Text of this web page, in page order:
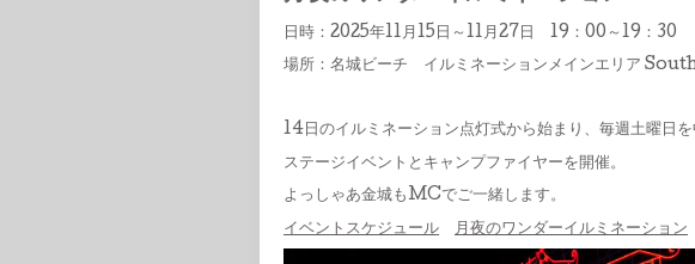
日時：2025年11月15日～11月27日 19：00～19：30
場所：名城ビーチ イルミネーションメインエリア
14日のイルミネーション点灯式から始まり、毎週土曜日
ステージイベントとキャンプファイヤーを開催。
よっしゃあ金城もMCでご一緒します。
イベントスケジュール
月夜のワンダーイルミネーション